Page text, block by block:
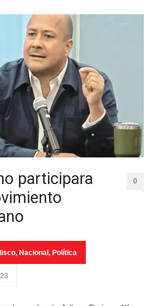
participara
0
, Nacional , Política